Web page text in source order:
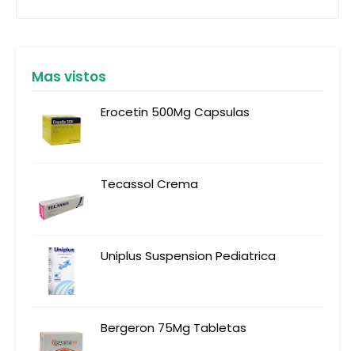
Mas vistos
Erocetin 500Mg Capsulas
Tecassol Crema
Uniplus Suspension Pediatrica
Bergeron 75Mg Tabletas